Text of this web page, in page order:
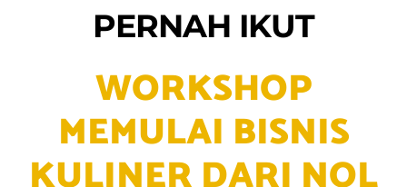
PERNAH IKUT
WORKSHOP
MEMULAI BISNIS